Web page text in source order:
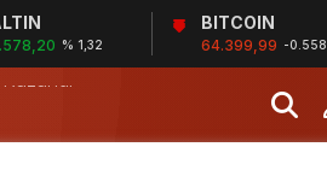
% 1,32
BITCOIN
64.399,99 -0.558